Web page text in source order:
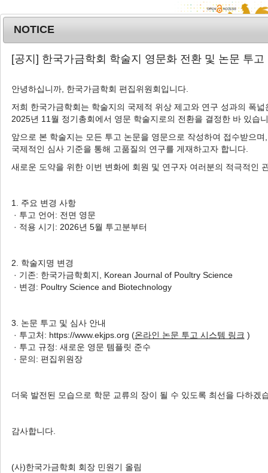
T
o
e
n
a
MENU
Advanced Search List
Author: Su-Yong Jang
1 Articles are founded.
Time
시간에 따른 생축 육계 가슴살의
Seul-Gy Lee
, Jun-Ho Lee
Yong Jang
, Jeong-Uk Eom , Kang-Jin Jeong
Jang
, Hyun-Wook Kim
시환, 오상현
https://doi.org/10.5536/KJPS.2024.51.2.97
NOTICE
[공지] 한국가금학회 학술지 영문화 전환 및 논문 투고
안녕하십니까, 한국가금학회 편집위원회입니다.
저희 한국가금학회는 학술지의 국제적 위상 제고와 연구 성과의 폭넓
2025년 11월 정기총회에서 영문 학술지로의 전환을 결정한 바 있습
앞으로 본 학술지는 모든 투고 논문을 영문으로 작성하여 접수받으며,
국제적인 심사 기준을 통해 고품질의 연구를 게재하고자 합니다.
새로운 도약을 위한 이번 변화에 회원 및 연구자 여러분의 적극적인
1. 주요 변경 사항
· 투고 언어: 전면 영문
· 적용 시기: 2026년 5월 투고분부터
2. 학술지명 변경
· 기존: 한국가금학회지, Korean Journal of Poultry Science
· 변경: Poultry Science and Biotechnology
3. 논문 투고 및 심사 안내
· 투고처: https://www.ekjps.org (온라인 논문 투고 시스템 링크 )
· 투고 규정: 새로운 영문 템플릿 준수
· 문의: 편집위원장
더욱 발전된 모습으로 학문 교류의 장이 될 수 있도록 최선을 다하겠
감사합니다.
(사)한국가금학회 회장 민원기 올림